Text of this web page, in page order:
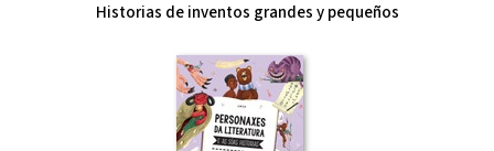
Historias de inventos grandes y pequeños